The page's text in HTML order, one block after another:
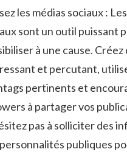
les ⁤médias sociaux :
sont un outil puissant
à ‌une cause.
et⁣ percutant,
pertinents et
⁣à partager vos
pas à ⁣solliciter des
publiques